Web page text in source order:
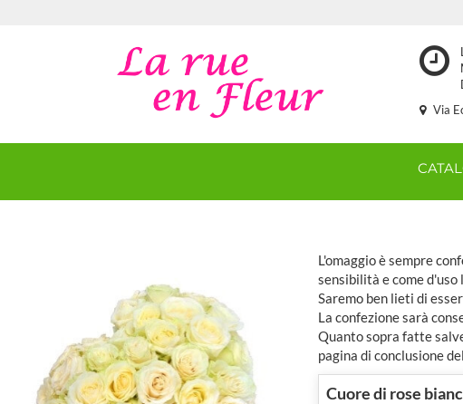
Via
L'omaggio è sempre
sensibilità e come d'uso
Saremo ben lieti di
La confezione sarà
Quanto sopra fatte
pagina di conclusione
Cuore di rose